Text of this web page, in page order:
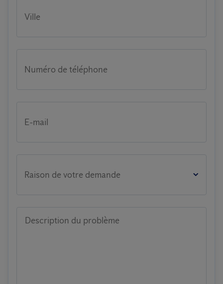
Ville
Numéro de téléphone
E-mail
Raison de votre demande
Description du problème